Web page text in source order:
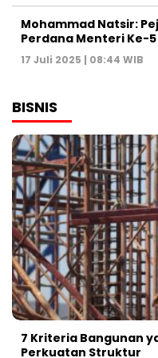
Mohammad Natsir:
Perdana Menteri Ke-5
17 Juli 2025 | 08:44 WIB
BISNIS
7 Kriteria Bangunan
Perkuatan Struktur